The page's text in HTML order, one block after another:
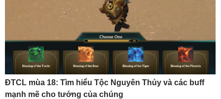
ĐTCL mùa 18: Tìm hiểu Tộc Nguyên Thủy và các buff
mạnh mẽ cho tướng của chúng